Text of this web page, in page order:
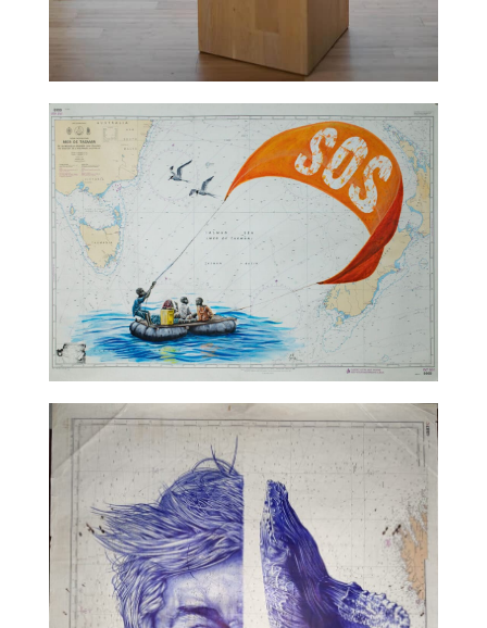
TALC02-16 – Bruno Catalano
TALC02-17 – Sam Guillemot